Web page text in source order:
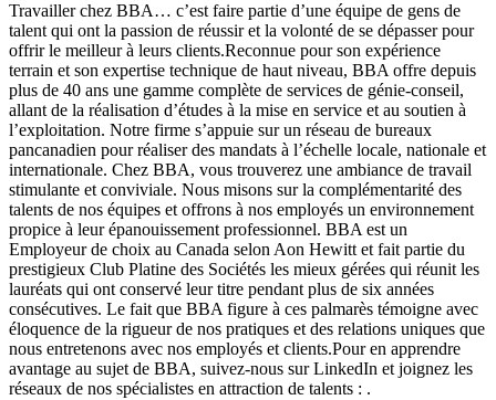
Travailler chez BBA… c’est faire partie d’une équipe de gens de
talent qui ont la passion de réussir et la volonté de se dépasser pour
offrir le meilleur à leurs clients.Reconnue pour son expérience
terrain et son expertise technique de haut niveau, BBA offre depuis
plus de 40 ans une gamme complète de services de génie-conseil,
allant de la réalisation d’études à la mise en service et au soutien à
l’exploitation. Notre firme s’appuie sur un réseau de bureaux
pancanadien pour réaliser des mandats à l’échelle locale, nationale et
internationale. Chez BBA, vous trouverez une ambiance de travail
stimulante et conviviale. Nous misons sur la complémentarité des
talents de nos équipes et offrons à nos employés un environnement
propice à leur épanouissement professionnel. BBA est un
Employeur de choix au Canada selon Aon Hewitt et fait partie du
prestigieux Club Platine des Sociétés les mieux gérées qui réunit les
lauréats qui ont conservé leur titre pendant plus de six années
consécutives. Le fait que BBA figure à ces palmarès témoigne avec
éloquence de la rigueur de nos pratiques et des relations uniques que
nous entretenons avec nos employés et clients.Pour en apprendre
avantage au sujet de BBA, suivez-nous sur LinkedIn et joignez les
réseaux de nos spécialistes en attraction de talents : .